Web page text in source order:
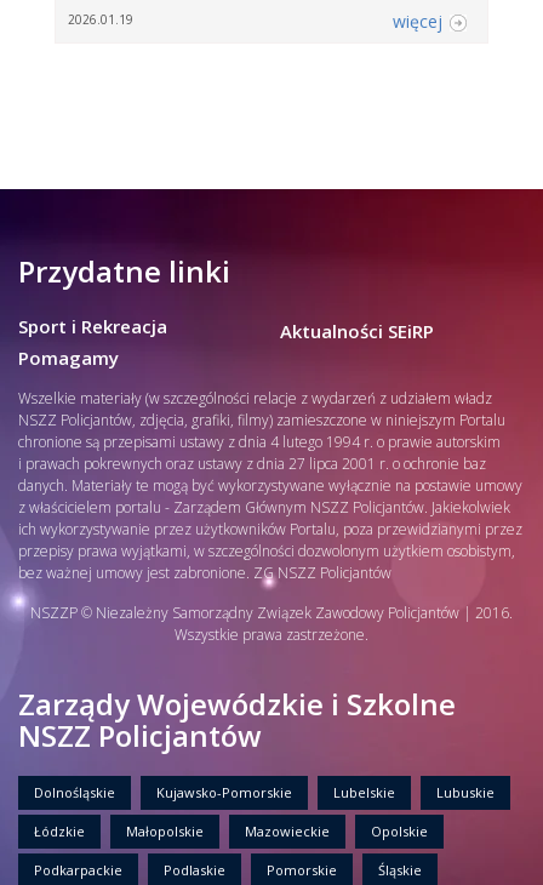
2026.01.19 więcej
Przydatne linki
Sport i Rekreacja
Pomagamy
Aktualności SEiRP
Wszelkie materiały (w szczególności relacje z wydarzeń z udziałem władz
NSZZ Policjantów, zdjęcia, grafiki, filmy) zamieszczone w niniejszym Portalu
chronione są przepisami ustawy z dnia 4 lutego 1994 r. o prawie autorskim
i prawach pokrewnych oraz ustawy z dnia 27 lipca 2001 r. o ochronie baz
danych. Materiały te mogą być wykorzystywane wyłącznie na postawie umowy
z właścicielem portalu - Zarządem Głównym NSZZ Policjantów. Jakiekolwiek
ich wykorzystywanie przez użytkowników Portalu, poza przewidzianymi przez
przepisy prawa wyjątkami, w szczególności dozwolonym użytkiem osobistym,
bez ważnej umowy jest zabronione. ZG NSZZ Policjantów
NSZZP © Niezależny Samorządny Związek Zawodowy Policjantów | 2016.
Wszystkie prawa zastrzeżone.
Zarządy Wojewódzkie i Szkolne
NSZZ Policjantów
Dolnośląskie Kujawsko-Pomorskie Lubelskie Lubuskie
Łódzkie Małopolskie Mazowieckie Opolskie
Podkarpackie Podlaskie Pomorskie Śląskie